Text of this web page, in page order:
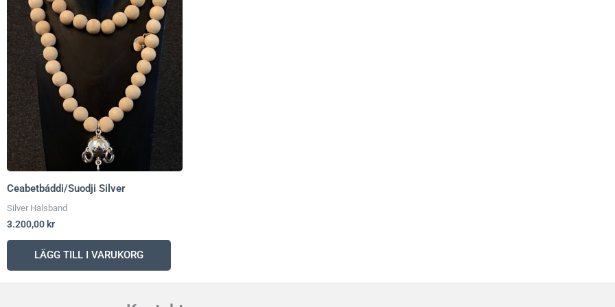
Ceabetbáddi/Suodji Silver
Silver Halsband
3.200,00 kr
LÄGG TILL I VARUKORG